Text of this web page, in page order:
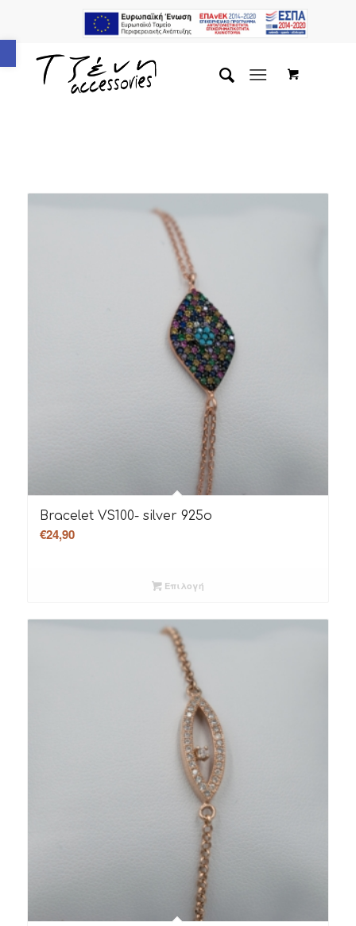
Ανοίξτε τη γραμμή εργαλείων
Bracelet VS100- silver 925o
€24,90
Επιλογή